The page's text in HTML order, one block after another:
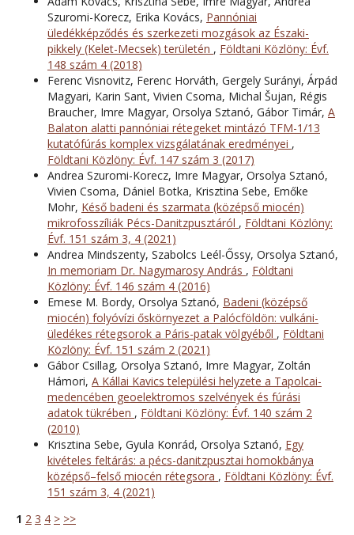
Szuromi-Korecz, Erika Kovács, Pannóniai
üledékképződés és szerkezeti mozgások az Északi-
pikkely (Kelet-Mecsek) területén , Földtani Közlöny: Évf.
148 szám 4 (2018)
Ferenc Visnovitz, Ferenc Horváth, Gergely Surányi, Árpád
Magyari, Karin Sant, Vivien Csoma, Michal Šujan, Régis
Braucher, Imre Magyar, Orsolya Sztanó, Gábor Timár, A
Balaton alatti pannóniai rétegeket mintázó TFM-1/13
kutatófúrás komplex vizsgálatának eredményei ,
Földtani Közlöny: Évf. 147 szám 3 (2017)
Andrea Szuromi-Korecz, Imre Magyar, Orsolya Sztanó,
Vivien Csoma, Dániel Botka, Krisztina Sebe, Emőke
Mohr, Késő badeni és szarmata (középső miocén)
mikrofosszíliák Pécs-Danitzpusztáról , Földtani Közlöny:
Évf. 151 szám 3, 4 (2021)
Andrea Mindszenty, Szabolcs Leél-Őssy, Orsolya Sztanó,
In memoriam Dr. Nagymarosy András , Földtani
Közlöny: Évf. 146 szám 4 (2016)
Emese M. Bordy, Orsolya Sztanó, Badeni (középső
miocén) folyóvízi őskörnyezet a Palócföldön: vulkáni-
üledékes rétegsorok a Páris-patak völgyéből , Földtani
Közlöny: Évf. 151 szám 2 (2021)
Gábor Csillag, Orsolya Sztanó, Imre Magyar, Zoltán
Hámori, A Kállai Kavics települési helyzete a Tapolcai-
medencében geoelektromos szelvények és fúrási
adatok tükrében , Földtani Közlöny: Évf. 140 szám 2
(2010)
Krisztina Sebe, Gyula Konrád, Orsolya Sztanó, Egy
kivételes feltárás: a pécs-danitzpusztai homokbánya
középső–felső miocén rétegsora , Földtani Közlöny: Évf.
151 szám 3, 4 (2021)
1 2 3 4 > >>